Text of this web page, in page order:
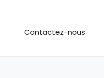
Contactez-nous